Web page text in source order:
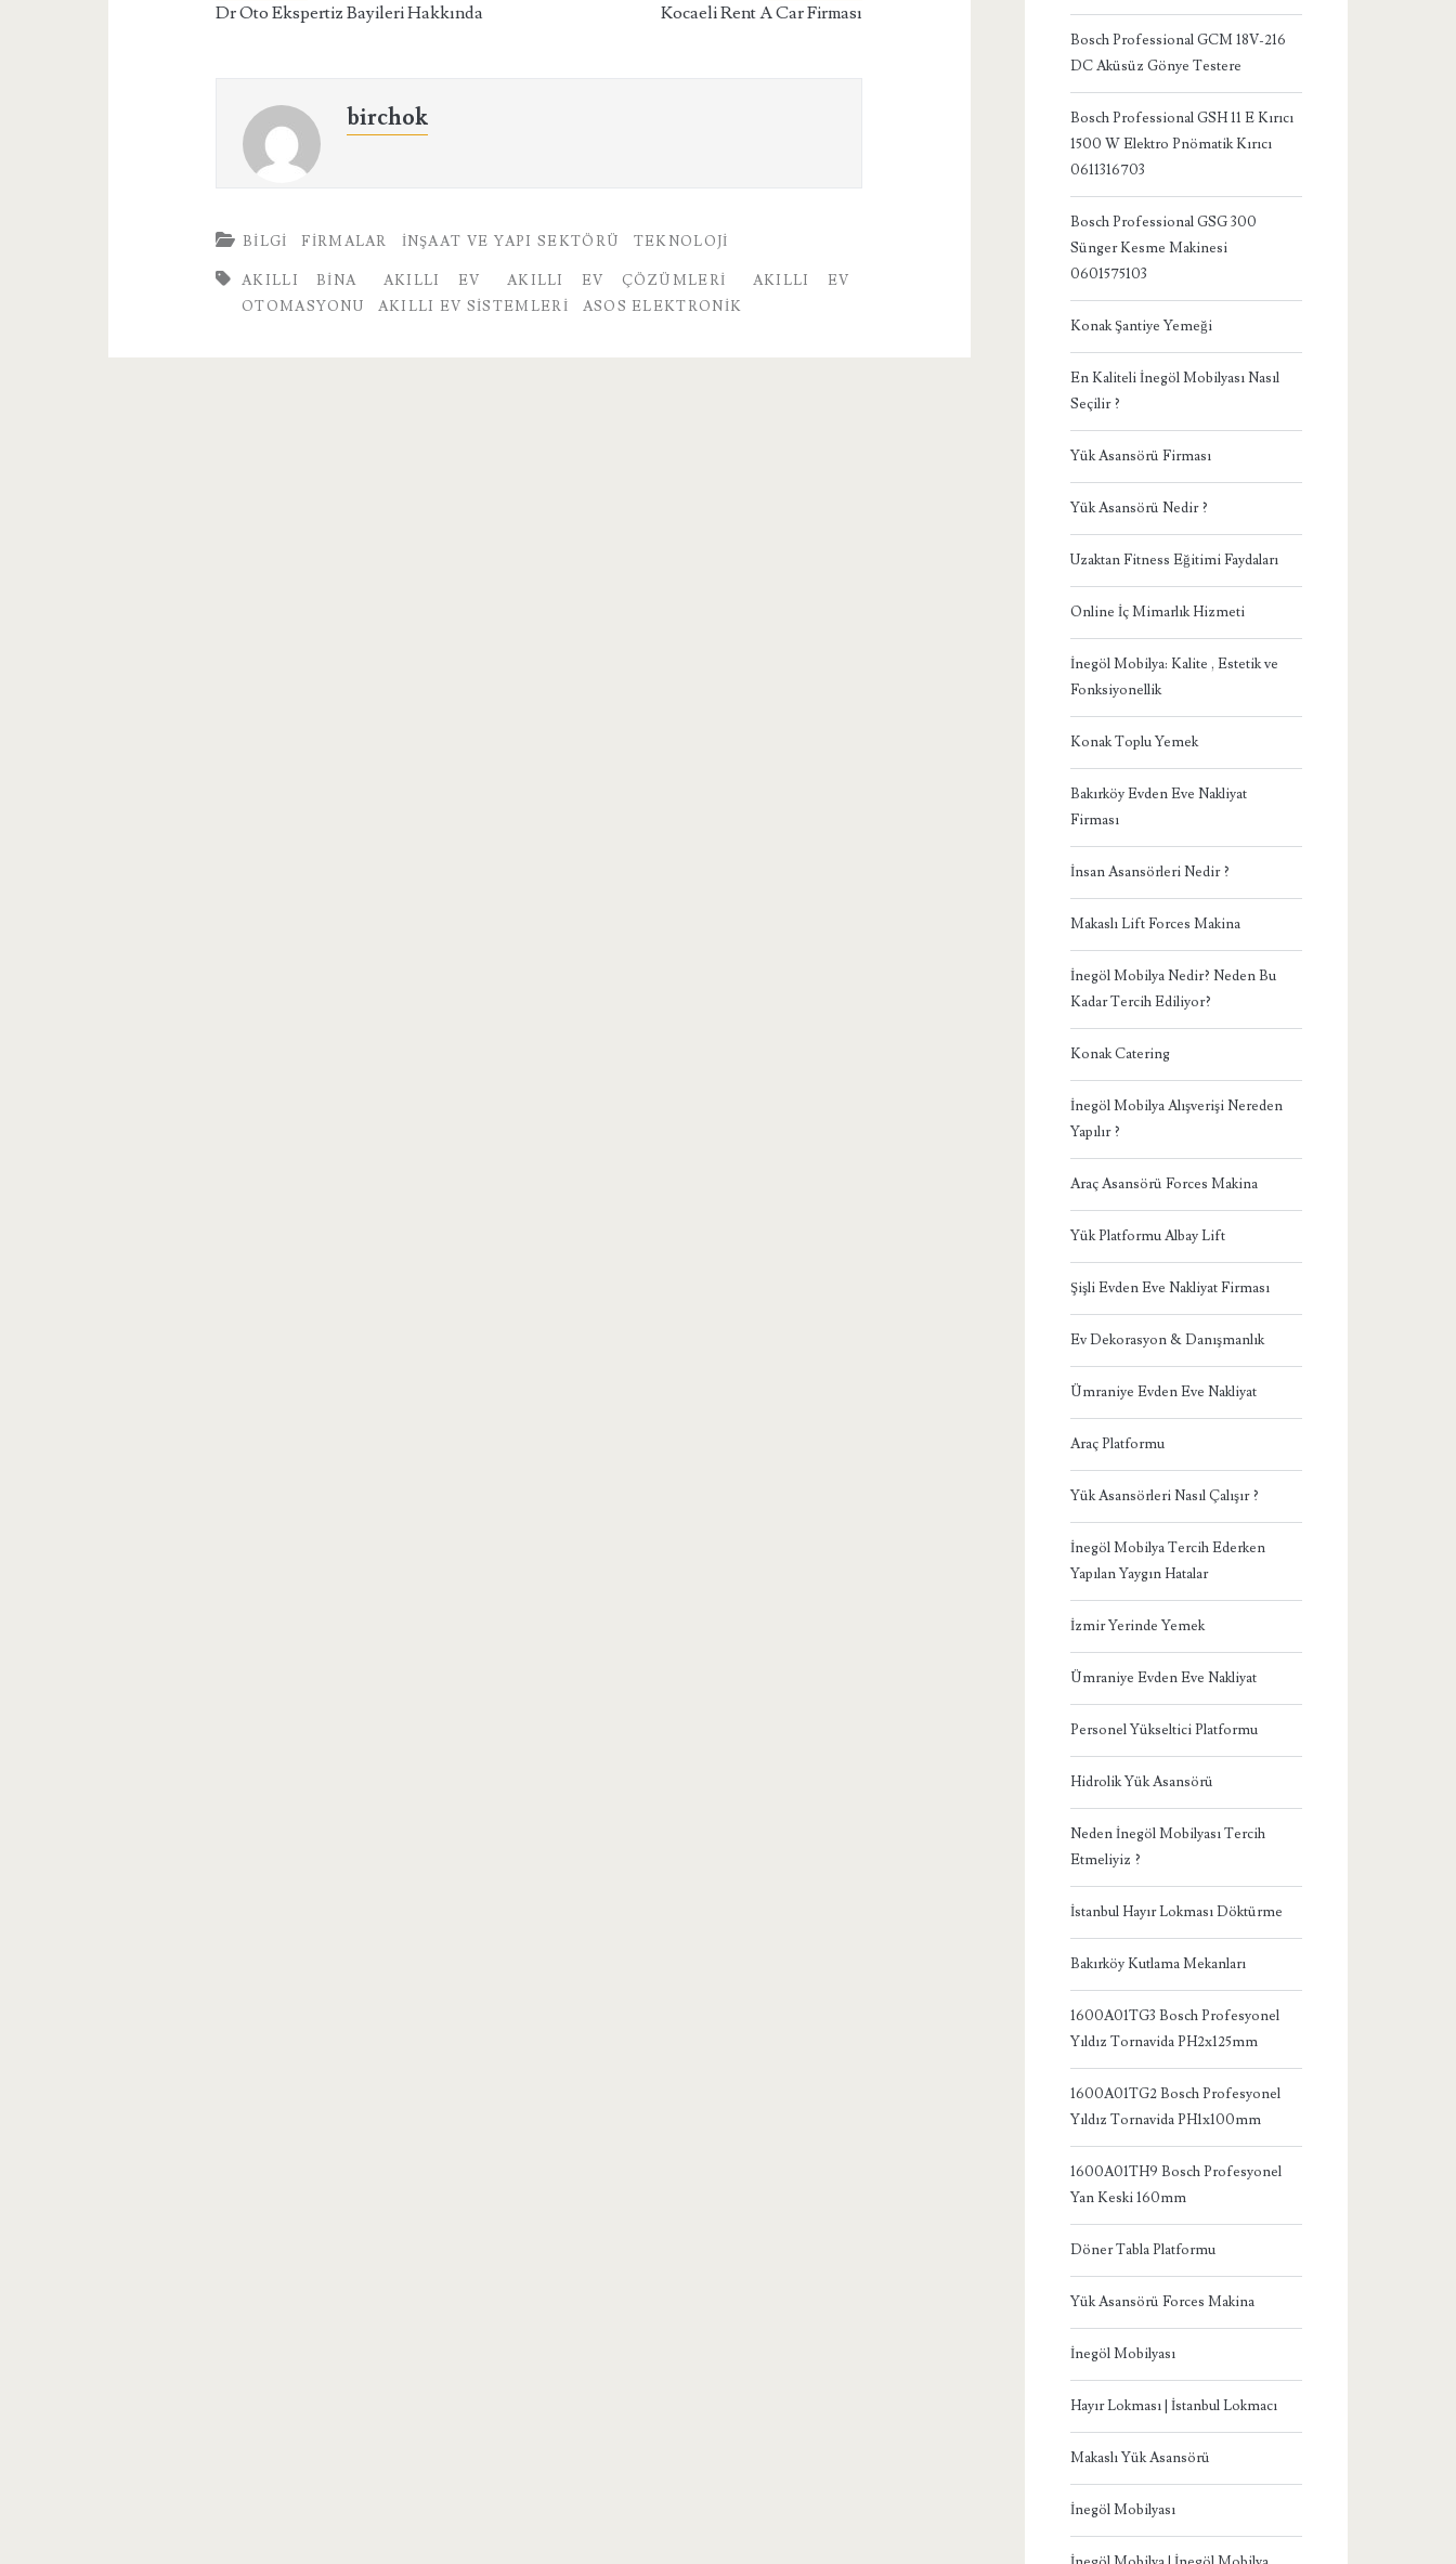
Dr Oto Ekspertiz Bayileri Hakkında
Kocaeli Rent A Car Firması
birchok
BILGI FIRMALAR İNŞAAT VE YAPI SEKTÖRÜ TEKNOLOJI
AKILLI BINA AKILLI EV AKILLI EV ÇÖZÜMLERI
AKILLI EV
OTOMASYONU
AKILLI EV SISTEMLERI ASOS ELEKTRONIK
Bosch Professional GCM 18V-216
DC Aküsüz Gönye Testere
Bosch Professional GSH 11 E Kırıcı
1500 W Elektro Pnömatik Kırıcı
0611316703
Bosch Professional GSG 300
Sünger Kesme Makinesi
0601575103
Konak Şantiye Yemeği
En Kaliteli İnegöl Mobilyası Nasıl
Seçilir ?
Yük Asansörü Firması
Yük Asansörü Nedir ?
Uzaktan Fitness Eğitimi Faydaları
Online İç Mimarlık Hizmeti
İnegöl Mobilya: Kalite , Estetik ve
Fonksiyonellik
Konak Toplu Yemek
Bakırköy Evden Eve Nakliyat
Firması
İnsan Asansörleri Nedir ?
Makaslı Lift Forces Makina
İnegöl Mobilya Nedir? Neden Bu
Kadar Tercih Ediliyor?
Konak Catering
İnegöl Mobilya Alışverişi Nereden
Yapılır ?
Araç Asansörü Forces Makina
Yük Platformu Albay Lift
Şişli Evden Eve Nakliyat Firması
Ev Dekorasyon & Danışmanlık
Ümraniye Evden Eve Nakliyat
Araç Platformu
Yük Asansörleri Nasıl Çalışır ?
İnegöl Mobilya Tercih Ederken
Yapılan Yaygın Hatalar
İzmir Yerinde Yemek
Ümraniye Evden Eve Nakliyat
Personel Yükseltici Platformu
Hidrolik Yük Asansörü
Neden İnegöl Mobilyası Tercih
Etmeliyiz ?
İstanbul Hayır Lokması Döktürme
Bakırköy Kutlama Mekanları
1600A01TG3 Bosch Profesyonel
Yıldız Tornavida PH2x125mm
1600A01TG2 Bosch Profesyonel
Yıldız Tornavida PH1x100mm
1600A01TH9 Bosch Profesyonel
Yan Keski 160mm
Döner Tabla Platformu
Yük Asansörü Forces Makina
İnegöl Mobilyası
Hayır Lokması | İstanbul Lokmacı
Makaslı Yük Asansörü
İnegöl Mobilyası